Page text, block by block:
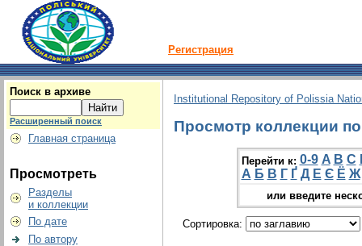
Регистрация
Поиск в архиве
Расширенный поиск
Главная страница
Просмотреть
Разделы
и коллекции
По дате
По автору
Institutional Repository of Polissia
Просмотр коллекции
Перейти к: 0-9 A B C
А Б В Г Ґ Д Е Є Ё Ж
или введите
Сортировка: